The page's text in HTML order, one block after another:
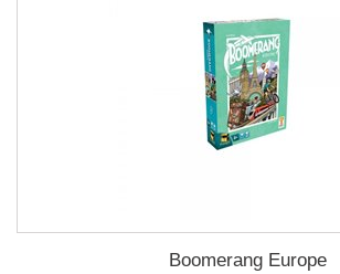
Boomerang Europe